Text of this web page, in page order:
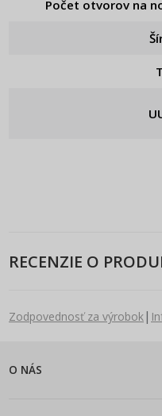
Počet otvorov na
RECENZIE O
Zodpovednosť za výrobok|
O NÁS